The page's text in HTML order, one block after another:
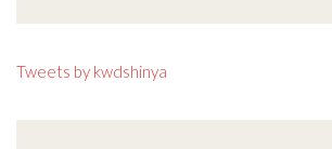
Tweets by kwdshinya